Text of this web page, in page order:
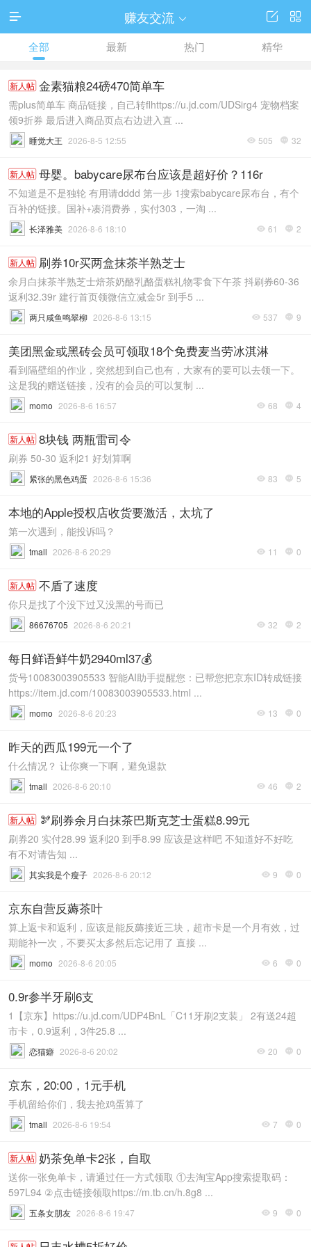
 赚友交流  

全部 最新 热门 精华
新人帖 金素猫粮24磅470简单车
需plus简单车 商品链接，自己转flhttps://u.jd.com/UDSirg4 宠物档案
领9折券 最后进入商品页点右边进入直 ...
 505  32
睡觉大王 2026-8-5 12:55
新人帖 母婴。babycare尿布台应该是超好价？116r
不知道是不是独轮 有用请dddd 第一步 1搜索babycare尿布台，有个
百补的链接。国补+凑消费券，实付303，一淘 ...
 61  2
长泽雅美 2026-8-6 18:10
新人帖 刷券10r买两盒抹茶半熟芝士
余月白抹茶半熟芝士焙茶奶酪乳酪蛋糕礼物零食下午茶 抖刷券60-36
返利32.39r 建行首页领微信立减金5r 到手5 ...
 537  9
两只咸鱼鸣翠柳 2026-8-6 13:15
美团黑金或黑砖会员可领取18个免费麦当劳冰淇淋
看到隔壁组的作业，突然想到自己也有，大家有的要可以去领一下。
这是我的赠送链接，没有的会员的可以复制 ...
 68  4
momo 2026-8-6 16:57
新人帖 8块钱 两瓶雷司令
刷券 50-30 返利21 好划算啊
 83  5
紧张的黑色鸡蛋 2026-8-6 15:36
本地的Apple授权店收货要激活，太坑了
第一次遇到，能投诉吗？
 11  0
tmall 2026-8-6 20:29
新人帖 不盾了速度
你只是找了个没下过又没黑的号而已
 32  2
86676705 2026-8-6 20:21
每日鲜语鲜牛奶2940ml37💰
货号10083003905533 智能AI助手提醒您：已帮您把京东ID转成链接
https://item.jd.com/10083003905533.html ...
 13  0
momo 2026-8-6 20:23
昨天的西瓜199元一个了
什么情况？ 让你爽一下啊，避免退款
 46  2
tmall 2026-8-6 20:10
新人帖 🫘刷券余月白抹茶巴斯克芝士蛋糕8.99元
刷券20 实付28.99 返利20 到手8.99 应该是这样吧 不知道好不好吃
有不对请告知 ...
 9  0
其实我是个瘦子 2026-8-6 20:12
京东自营反薅茶叶
算上返卡和返利，应该是能反薅接近三块，超市卡是一个月有效，过
期能补一次，不要买太多然后忘记用了 直接 ...
 6  0
momo 2026-8-6 20:05
0.9r参半牙刷6支
1【京东】https://u.jd.com/UDP4BnL「C11牙刷2支装」 2有送24超
市卡，0.9返利，3件25.8 ...
 20  0
恋猫癖 2026-8-6 20:02
京东，20:00，1元手机
手机留给你们，我去抢鸡蛋算了
 7  0
tmall 2026-8-6 19:54
新人帖 奶茶免单卡2张，自取
送你一张免单卡，请通过任一方式领取 ①去淘宝App搜索提取码：
597L94 ②点击链接领取https://m.tb.cn/h.8g8 ...
 9  0
五条女朋友 2026-8-6 19:47